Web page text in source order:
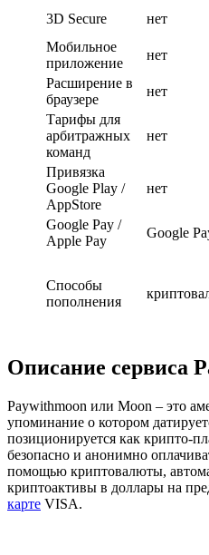
3D Secure
нет
Мобильное
приложение
нет
Расширение в
браузере
нет
Тарифы для
арбитражных
команд
нет
Привязка
Google Play /
AppStore
нет
Google Pay /
Apple Pay
Google
Способы
пополнения
Описание сервиса
Paywithmoon или Moon – это
упоминание о котором
позиционируется как крипто-
безопасно и анонимно
помощью криптовалюты,
криптоактивы в доллары на
карте VISA.